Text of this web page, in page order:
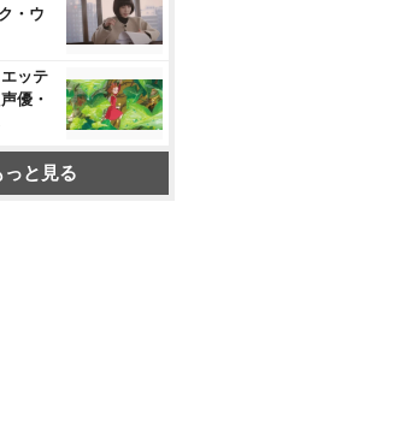
・ウ
ッテ
優・
と見る